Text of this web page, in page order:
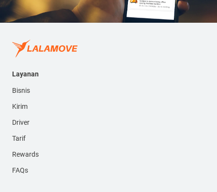
Layanan
Bisnis
Kirim
Driver
Tarif
Rewards
FAQs